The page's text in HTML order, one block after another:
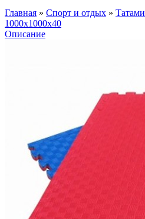
Главная » Спорт и отдых » Татами
1000х1000х40
Описание